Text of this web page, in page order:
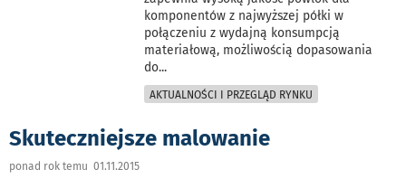
komponentów z najwyższej półki w
połączeniu z wydajną konsumpcją
materiałową, możliwością dopasowania
do...
AKTUALNOŚCI I PRZEGLĄD RYNKU
Skuteczniejsze malowanie
ponad rok temu 01.11.2015